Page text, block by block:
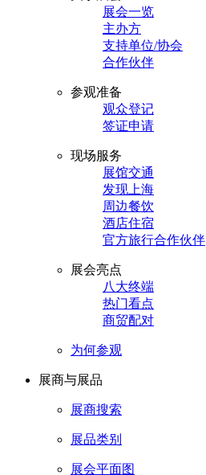
展会一览
主办方
支持单位/协会
合作伙伴
参观准备
观众登记
签证申请
现场服务
展馆交通
发现上海
周边餐饮
酒店住宿
官方旅行合作伙伴
展会亮点
八大终端
热门看点
商贸配对
为何参观
展商与展品
展商搜索
展品类别
展会平面图